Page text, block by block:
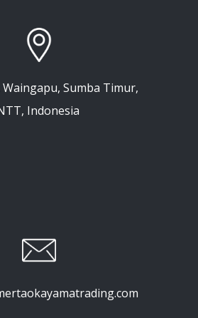
Waingapu, Sumba Timur,
Indonesia